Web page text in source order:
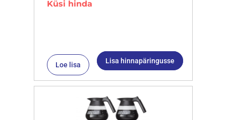
Küsi hinda
Loe lisa Lisa hinnapäringusse